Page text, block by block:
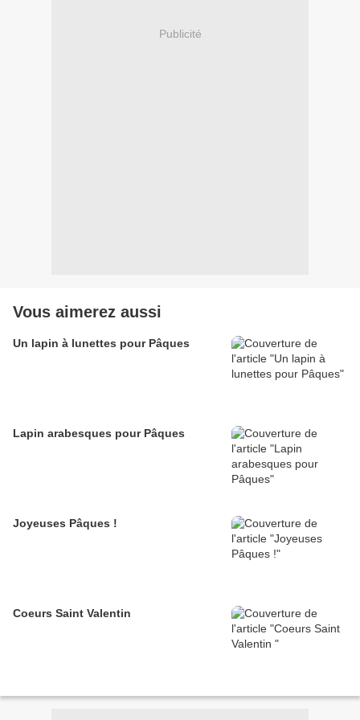
Publicité
Vous aimerez aussi
Un lapin à lunettes pour Pâques
Lapin arabesques pour Pâques
Joyeuses Pâques !
Coeurs Saint Valentin